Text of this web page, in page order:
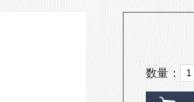
数量：